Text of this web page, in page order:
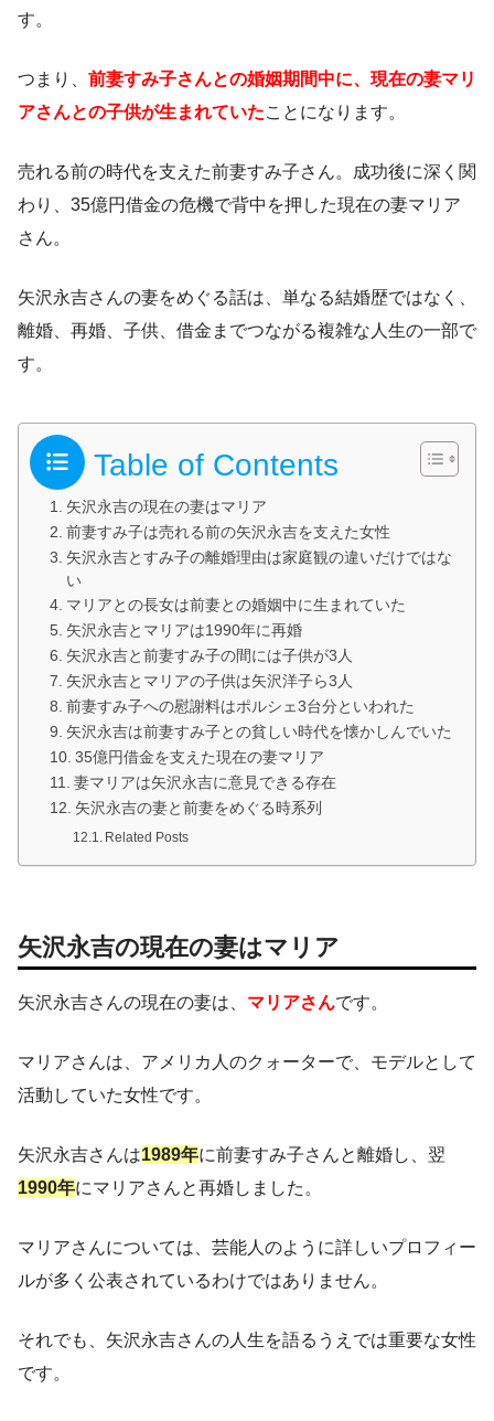
す。
つまり、 前妻すみ子さんとの婚姻期間中に、現在の妻マリ
アさんとの子供が生まれていたことになります。
売れる前の時代を支えた前妻すみ子さん。成功後に深く関
わり、35億円借金の危機で背中を押した現在の妻マリア
さん。
矢沢永吉さんの妻をめぐる話は、単なる結婚歴ではなく、
離婚、再婚、子供、借金までつながる複雑な人生の一部で
す。
Table of Contents
矢沢永吉の現在の妻はマリア
前妻すみ子は売れる前の矢沢永吉を支えた女性
矢沢永吉とすみ子の離婚理由は家庭観の違いだけではな
い
マリアとの長女は前妻との婚姻中に生まれていた
矢沢永吉とマリアは1990年に再婚
矢沢永吉と前妻すみ子の間には子供が3人
矢沢永吉とマリアの子供は矢沢洋子ら3人
前妻すみ子への慰謝料はポルシェ3台分といわれた
矢沢永吉は前妻すみ子との貧しい時代を懐かしんでいた
35億円借金を支えた現在の妻マリア
妻マリアは矢沢永吉に意見できる存在
矢沢永吉の妻と前妻をめぐる時系列
Related Posts
矢沢永吉の現在の妻はマリア
矢沢永吉さんの現在の妻は、 マリアさんです。
マリアさんは、アメリカ人のクォーターで、モデルとして
活動していた女性です。
矢沢永吉さんは1989年に前妻すみ子さんと離婚し、翌
1990年にマリアさんと再婚しました。
マリアさんについては、芸能人のように詳しいプロフィー
ルが多く公表されているわけではありません。
それでも、矢沢永吉さんの人生を語るうえでは重要な女性
です。